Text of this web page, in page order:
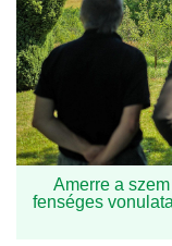
Amerre a
fenséges